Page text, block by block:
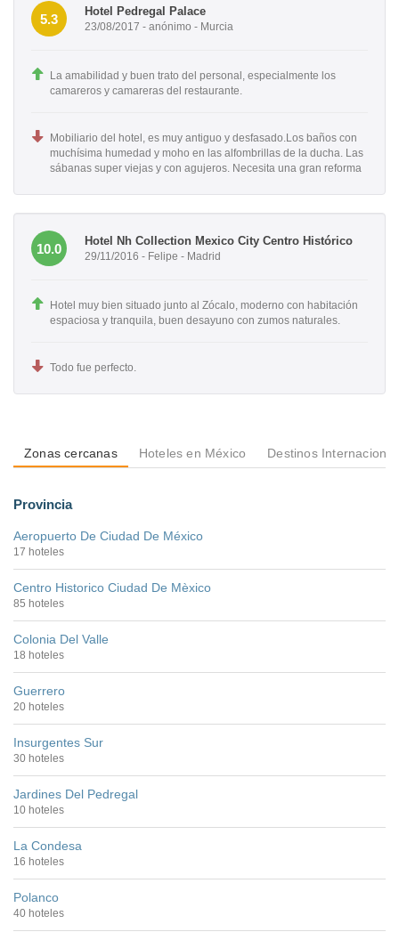
5.3
Hotel Pedregal Palace
23/08/2017 - anónimo - Murcia
La amabilidad y buen trato del personal, especialmente los
camareros y camareras del restaurante.
Mobiliario del hotel, es muy antiguo y desfasado.Los baños con
muchísima humedad y moho en las alfombrillas de la ducha. Las
sábanas super viejas y con agujeros. Necesita una gran reforma
10.0
Hotel Nh Collection Mexico City Centro Histórico
29/11/2016 - Felipe - Madrid
Hotel muy bien situado junto al Zócalo, moderno con habitación
espaciosa y tranquila, buen desayuno con zumos naturales.
Todo fue perfecto.
Zonas cercanas Hoteles en México Destinos
Provincia
Aeropuerto De Ciudad De México
17 hoteles
Centro Historico Ciudad De Mèxico
85 hoteles
Colonia Del Valle
18 hoteles
Guerrero
20 hoteles
Insurgentes Sur
30 hoteles
Jardines Del Pedregal
10 hoteles
La Condesa
16 hoteles
Polanco
40 hoteles